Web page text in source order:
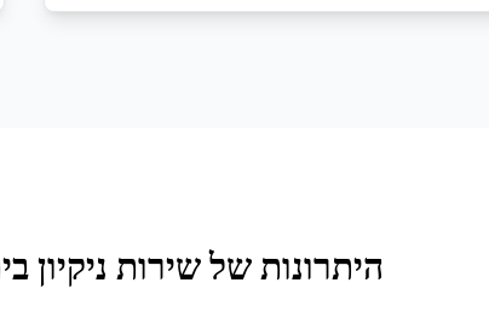
היתרונות של שירות ניקיון